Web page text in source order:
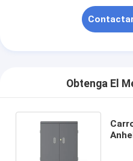
Obtenga El